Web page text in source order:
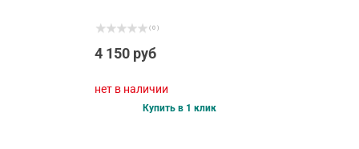
( 0 )
4 150 руб
нет в наличии
Купить в 1 клик